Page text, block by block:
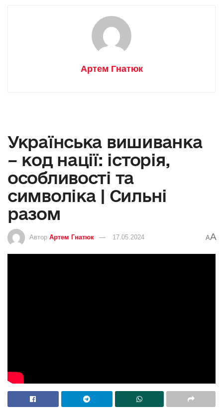
Артем Гнатюк
Українська вишиванка
– код нації: історія,
особливості та
символіка | Сильні
разом
Автор Артем Гнатюк 17.05.2024 AA